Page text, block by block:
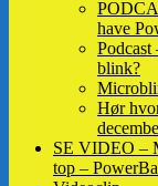
have
blink?
Hør
SE VIDEO –
top –